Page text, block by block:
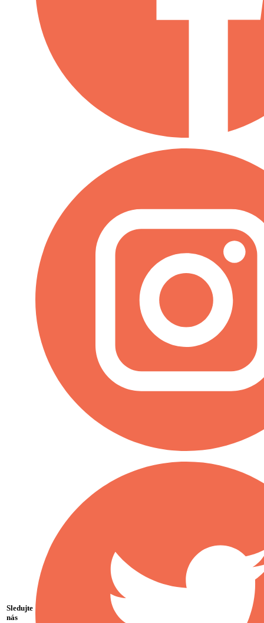
Sledujte
nás